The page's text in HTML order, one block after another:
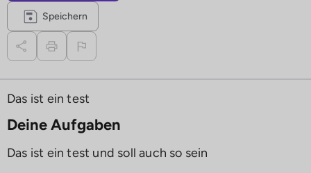
Speichern
Das ist ein test
Deine Aufgaben
Das ist ein test und soll auch so sein